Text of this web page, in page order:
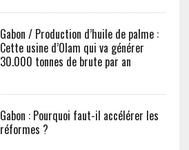
Gabon / Production d’huile de palme :
Cette usine d’Olam qui va générer
30.000 tonnes de brute par an
Gabon : Pourquoi faut-il accélérer les
réformes ?